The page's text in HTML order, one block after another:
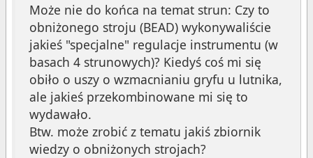
Może nie do końca na temat strun: Czy to
obniżonego stroju (BEAD) wykonywaliście
jakieś "specjalne" regulacje instrumentu (w
basach 4 strunowych)? Kiedyś coś mi się
obiło o uszy o wzmacnianiu gryfu u lutnika,
ale jakieś przekombinowane mi się to
wydawało.
Btw. może zrobić z tematu jakiś zbiornik
wiedzy o obniżonych strojach?